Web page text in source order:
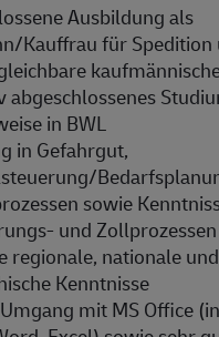
Ausbildung als
Kauffrau für Spedition
abgeschlossenes
in BWL
in Gefahrgut,
sowie
und Zollprozessen
regionale, nationale
Kenntnisse
mit MS Office